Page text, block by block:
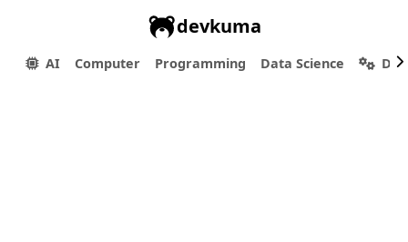
devkuma
AI Computer Programming Data Science